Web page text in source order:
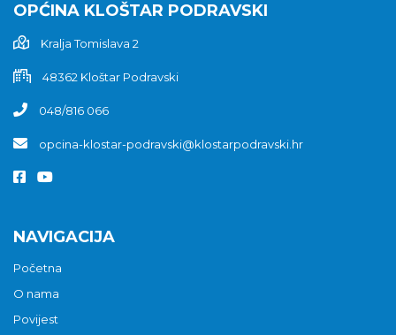
OPĆINA KLOŠTAR PODRAVSKI
Kralja Tomislava 2
48362 Kloštar Podravski
048/816 066
opcina-klostar-podravski@klostarpodravski.hr
NAVIGACIJA
Početna
O nama
Povijest